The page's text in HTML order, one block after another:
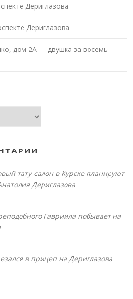
Дериглазова
Дериглазова
дом 2А — двушка за восемь
тату-салон в Курске планируют
Дериглазова
Гавриила побывает на
в прицеп на Дериглазова